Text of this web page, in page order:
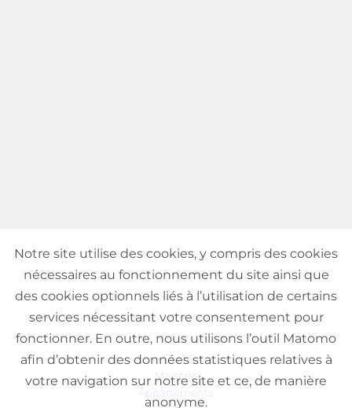
VENTE
Maisons
Appartements
Notre site utilise des cookies, y compris des cookies
nécessaires au fonctionnement du site ainsi que
des cookies optionnels liés à l’utilisation de certains
services nécessitant votre consentement pour
fonctionner. En outre, nous utilisons l’outil Matomo
afin d’obtenir des données statistiques relatives à
votre navigation sur notre site et ce, de manière
anonyme.